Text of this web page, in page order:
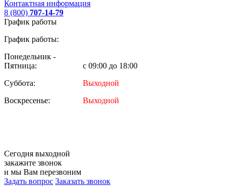
Контактная информация
8 (800) 707-14-79
График работы
График работы:
Понедельник -
Пятница:
с 09:00 до 18:00
Суббота:
Выходной
Воскресенье:
Выходной
Сегодня выходной
закажите звонок
и мы Вам перезвоним
Задать вопрос Заказать звонок